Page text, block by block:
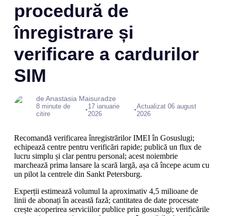
procedură de
înregistrare și
verificare a cardurilor
SIM
de Anastasia Maisuradze
8 minute de
citire
•17 ianuarie
2026
•Actualizat 06 august
2026
Recomandă verificarea înregistrărilor IMEI în Gosuslugi;
echipează centre pentru verificări rapide; publică un flux de
lucru simplu și clar pentru personal; acest noiembrie
marchează prima lansare la scară largă, așa că începe acum cu
un pilot la centrele din Sankt Petersburg.
Experții estimează volumul la aproximativ 4,5 milioane de
linii de abonați în această fază; cantitatea de date procesate
crește acoperirea serviciilor publice prin gosuslugi; verificările